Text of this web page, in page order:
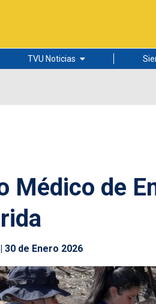
TVU Noticias
Ciudad
Médico de
30 de Enero 2026